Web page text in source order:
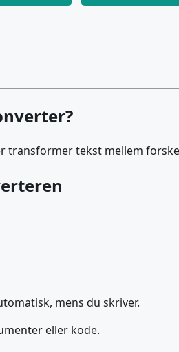
tekst mellem
mens du skriver.
eller kode.